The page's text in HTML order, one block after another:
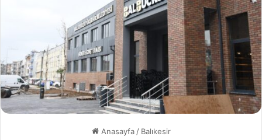
Anasayfa / Balıkesir